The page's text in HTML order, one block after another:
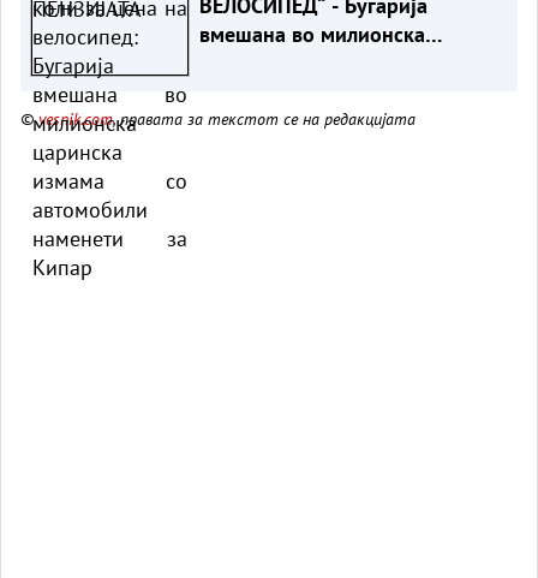
вмешана во милионска
©vesnik.com, правата за текстот се на редакцијата